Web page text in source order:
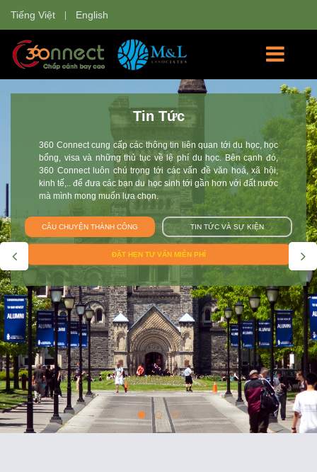
Tiếng Việt English
Học Bổng
360 Connect tự hào là nơi cung cấp các thông tin về các
trường đại học và các chương trình học cho sinh viên Việt
Nam tham gia: chương trình du học hè, giao lưu văn hóa, du
học tự túc, du học học bổng, chương trình trao đổi sinh viên tại
Anh, Úc, Mỹ, Canada, New Zealand, Singapore, Thụy Sĩ, Hà
Lan, Nhật Bản. Đội 360 Connect mang tới cho bạn không chỉ
thông tin mà còn giúp bạn tư vấn và hoàn thiện hồ sơ trên con
đường chắp cánh ước mơ du học.
CÂU CHUYỆN THÀNH CÔNG TIN TỨC VÀ SỰ KIỆN
ĐẶT LỊCH TƯ VẤN MIỄN PHÍ